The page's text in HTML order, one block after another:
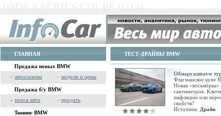
ГЛАВНАЯ
Продажа новых BMW
» автосалоны » модели и цены
Продажа б/у BMW
» поиск авто » продать
Тюнинг BMW
ТЕСТ-ДРАЙВЫ BMW
Обнаруживаем
Флагманское купе
Новая
сантиметров.
инфляцию или
свойств?
Источник: Драйв